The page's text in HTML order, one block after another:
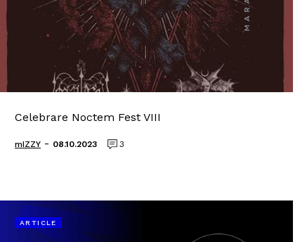
Celebrare Noctem Fest VIII
mIZZY - 08.10.2023 3
ARTICLE